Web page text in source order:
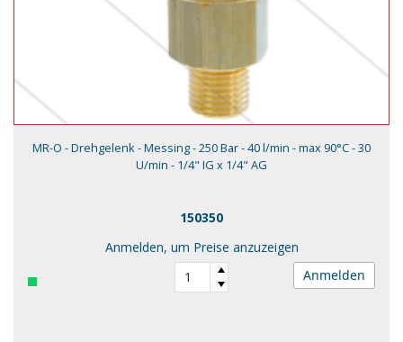
MR-O - Drehgelenk - Messing - 250 Bar - 40 l/min - max 90°C - 30
U/min - 1/4" IG x 1/4" AG
150350
Anmelden, um Preise anzuzeigen
Anmelden